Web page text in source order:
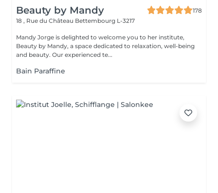
Beauty by Mandy
178
18 , Rue du Château Bettembourg L-3217
Mandy Jorge is delighted to welcome you to her institute,
Beauty by Mandy, a space dedicated to relaxation, well-being
and beauty. Our experienced te...
Bain Paraffine